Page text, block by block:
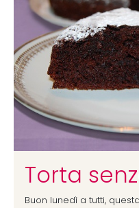
Torta
Buon lunedì a tutti,